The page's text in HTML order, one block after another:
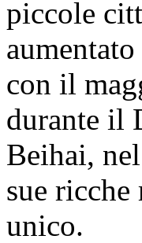
piccole
con il
durante il
Beihai,
sue
unico.